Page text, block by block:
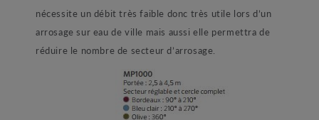
nécessite un débit très faible donc très utile lors d’un
arrosage sur eau de ville mais aussi elle permettra de
réduire le nombre de secteur d’arrosage.